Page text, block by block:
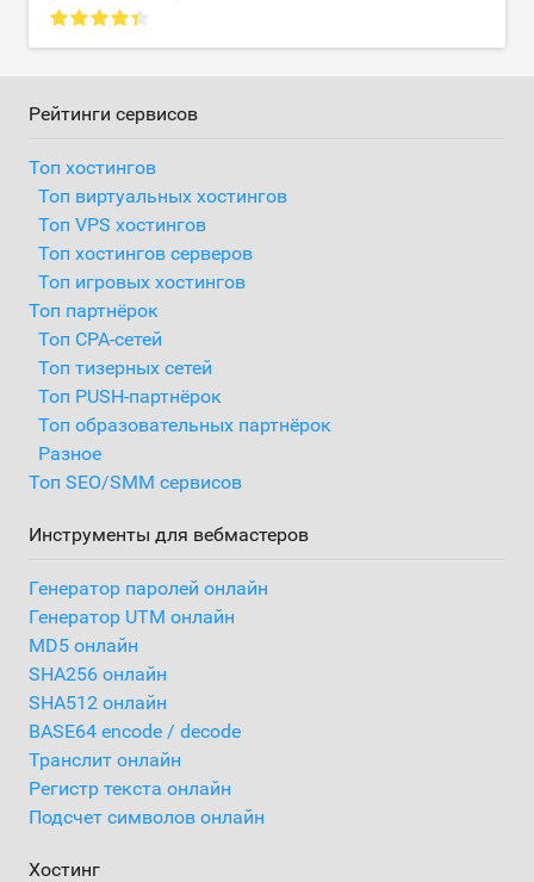
Рейтинги сервисов
Топ хостингов
Топ виртуальных хостингов
Топ VPS хостингов
Топ хостингов серверов
Топ игровых хостингов
Топ партнёрок
Топ CPA-сетей
Топ тизерных сетей
Топ PUSH-партнёрок
Топ образовательных партнёрок
Разное
Топ SEO/SMM сервисов
Инструменты для вебмастеров
Генератор паролей онлайн
Генератор UTM онлайн
MD5 онлайн
SHA256 онлайн
SHA512 онлайн
BASE64 encode / decode
Транслит онлайн
Регистр текста онлайн
Подсчет символов онлайн
Хостинг